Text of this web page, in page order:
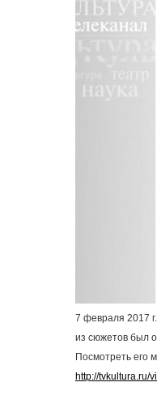
7 февраля 2017
из сюжетов был
Посмотреть его
http://tvkultura.ru/